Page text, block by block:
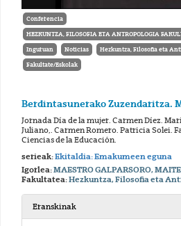
Conferencia
HEZKUNTZA, FILOSOFIA ETA ANTROPOLOGIA
Inguruan Noticias Hezkuntza, Filosofia eta
Fakultate/Eskolak
Berdintasunerako Zuzendaritza.
Jornada Día de la mujer. Carmen Díez.
Juliano,. Carmen Romero. Patricia Solei.
Ciencias de la Educación.
serieak:Ekitaldia: Emakumeen eguna
Igorlea:MAESTRO GALPARSORO, MAITE
Fakultatea:Hezkuntza, Filosofia eta
Eranskinak